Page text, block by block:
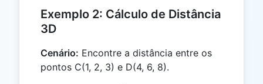
Exemplo 2: Cálculo de Distância
3D
Cenário: Encontre a distância entre os
pontos C(1, 2, 3) e D(4, 6, 8).